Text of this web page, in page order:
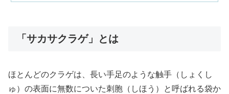
「サカサクラゲ」とは
ほとんどのクラゲは、長い手足のような触手（しょくし
ゅ）の表面に無数についた刺胞（しほう）と呼ばれる袋か